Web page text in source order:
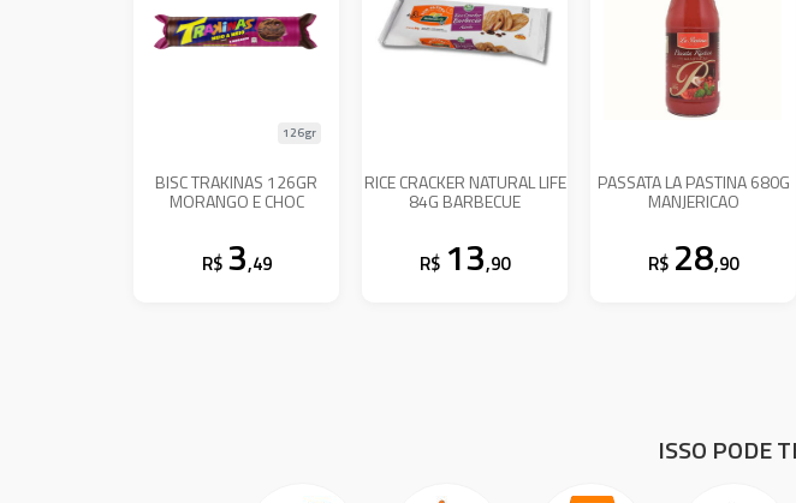
BISC TRAKINAS 126GR
MORANGO E CHOC
126gr
R$ 3,49
RICE CRACKER NATURAL LIFE
84G BARBECUE
R$ 13,90
PASSATA LA PASTINA 680G
MANJERICAO
R$ 28,90
ISSO PODE